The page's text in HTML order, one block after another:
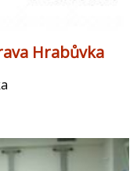
Hrabůvka